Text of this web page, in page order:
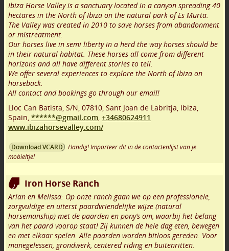
Ibiza Horse Valley is a sanctuary located in a canyon spreading 40
hectares in the North of Ibiza on the natural park of Es Murta.
The Valley was created in 2010 to save horses from abandonment
or mistreatment.
Our horses live in semi liberty in a herd the way horses should be
in their natural habitat. These horses all come from different
horizons and all have different stories to tell.
We offer several experiences to explore the North of Ibiza on
horseback.
All contact and bookings go through our email!
Lloc Can Batista, S/N, 07810, Sant Joan de Labritja, Ibiza,
Spain, ******@gmail.com, +34680624911
www.ibizahorsevalley.com/
Download VCARD
Handig! Importeer dit in de contactenlijst van je
mobieltje!
Iron Horse Ranch
Arian en Melissa: Op onze ranch gaan we op een professionele,
zorgvuldige en uiterst paardvriendelijke wijze (natural
horsemanship) met de paarden en pony’s om, waarbij het belang
van het paard voorop staat! Zij kunnen de hele dag eten, bewegen
en met elkaar spelen. Alle paarden worden bitloos gereden. Voor
manegelessen, grondwerk, centered riding en buitenritten.